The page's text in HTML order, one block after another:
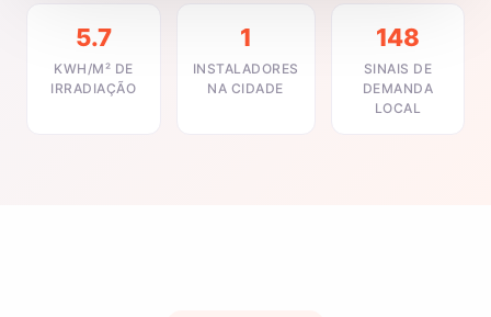
5.7
KWH/M² DE
IRRADIAÇÃO
1
INSTALADORES
NA CIDADE
148
SINAIS DE
DEMANDA
LOCAL